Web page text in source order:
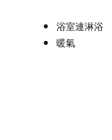
浴室連淋浴
暖氣